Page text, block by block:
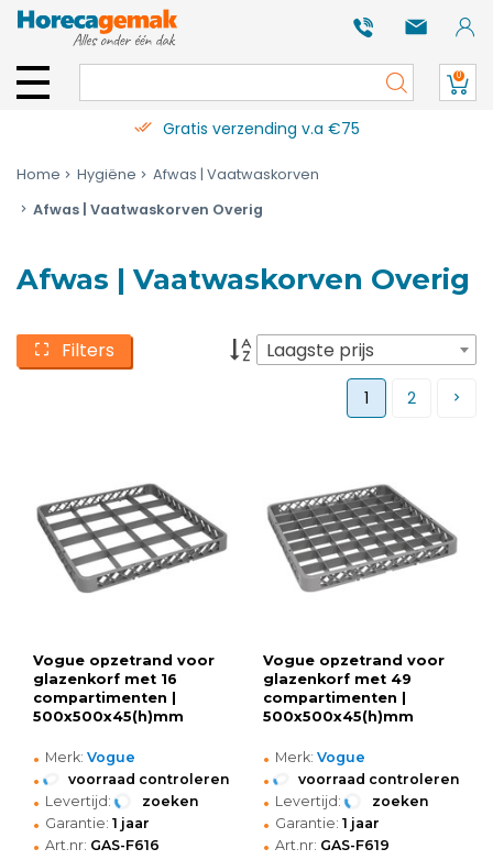
0
Gratis verzending v.a €75
Home Hygiëne
Afwas | Vaatwaskorven
Afwas | Vaatwaskorven Overig
Afwas | Vaatwaskorven Overig
Filters Laagste prijs
1 2
Vogue opzetrand voor
glazenkorf met 16
compartimenten |
500x500x45(h)mm
• Merk: Vogue
• voorraad controleren
• Levertijd: zoeken
• Garantie: 1 jaar
• Art.nr: GAS-F616
Vogue opzetrand voor
glazenkorf met 49
compartimenten |
500x500x45(h)mm
• Merk: Vogue
• voorraad controleren
• Levertijd: zoeken
• Garantie: 1 jaar
• Art.nr: GAS-F619